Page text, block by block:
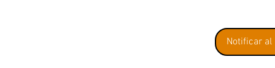
Notificar